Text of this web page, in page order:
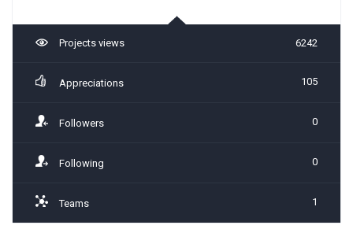
Projects views 6242
Appreciations 105
Followers 0
Following 0
Teams 1